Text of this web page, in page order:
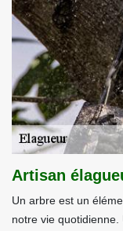
Artisan
Un arbre est un
notre vie